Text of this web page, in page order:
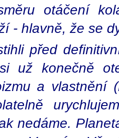
otáčení
- hlavně, že se
před
už konečně
a vlastnění
nedáme.